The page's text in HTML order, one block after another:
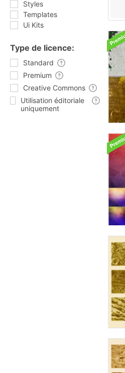
Styles
Templates
Ui Kits
Type de licence:
Standard
Premium
Creative Commons
Utilisation éditoriale
uniquement